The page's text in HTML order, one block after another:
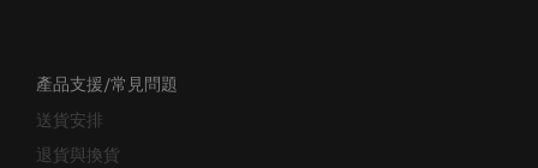
產品支援/常見問題
送貨安排
退貨與換貨